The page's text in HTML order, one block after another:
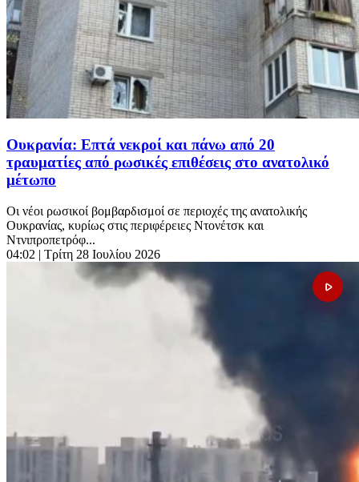
Ουκρανία: Επτά νεκροί και πάνω από 20
τραυματίες από ρωσικές επιθέσεις στο ανατολικό
μέτωπο
Οι νέοι ρωσικοί βομβαρδισμοί σε περιοχές της ανατολικής
Ουκρανίας, κυρίως στις περιφέρειες Ντονέτσκ και
Ντνιπροπετρόφ...
04:02 | Τρίτη 28 Ιουλίου 2026